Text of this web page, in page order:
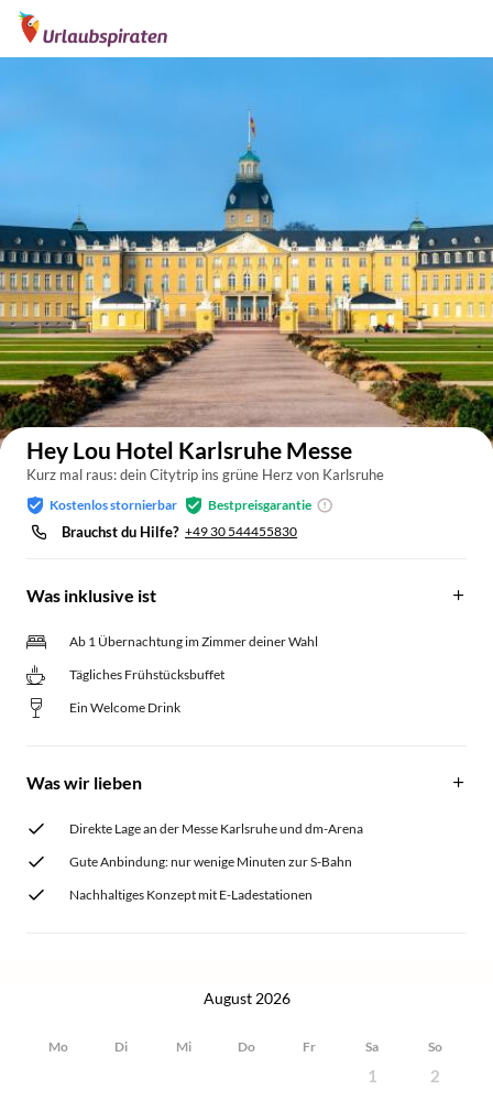
Auf der Karte anzeigen
Hey Lou Hotel Karlsruhe Messe
Kurz mal raus: dein Citytrip ins grüne Herz von Karlsruhe
Kostenlos stornierbar Bestpreisgarantie
Brauchst du Hilfe? +49 30 544455830
Was inklusive ist
Ab 1 Übernachtung im Zimmer deiner Wahl
Tägliches Frühstücksbuffet
Ein Welcome Drink
Was wir lieben
Direkte Lage an der Messe Karlsruhe und dm-Arena
Gute Anbindung: nur wenige Minuten zur S-Bahn
Nachhaltiges Konzept mit E-Ladestationen
August 2026
Mo Di Mi Do Fr Sa So
1
2